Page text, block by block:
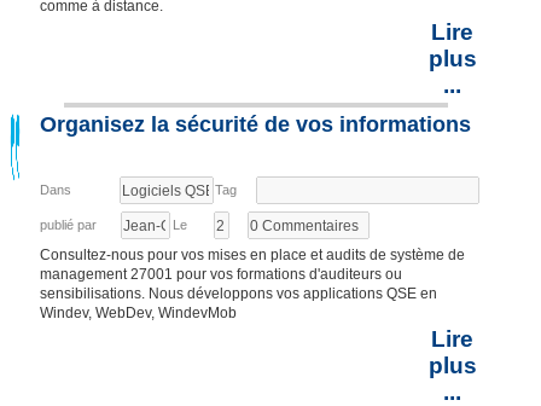
comme à distance.
Lire
plus
...
Organisez la sécurité de vos informations
Dans Tag
publié par Le
Consultez-nous pour vos mises en place et audits de système de
management 27001 pour vos formations d'auditeurs ou
sensibilisations. Nous développons vos applications QSE en
Windev, WebDev, WindevMob
Lire
plus
...